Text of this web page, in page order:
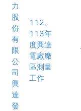
力
股
份
有
限
公
司
興
達
發
112、
113年
度興達
電廠廠
區測量
工作